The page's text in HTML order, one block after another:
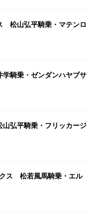
松山弘平騎乗・マテンロ
騎乗・ゼンダンハヤブサ
弘平騎乗・フリッカージ
ス 松若風馬騎乗・エル